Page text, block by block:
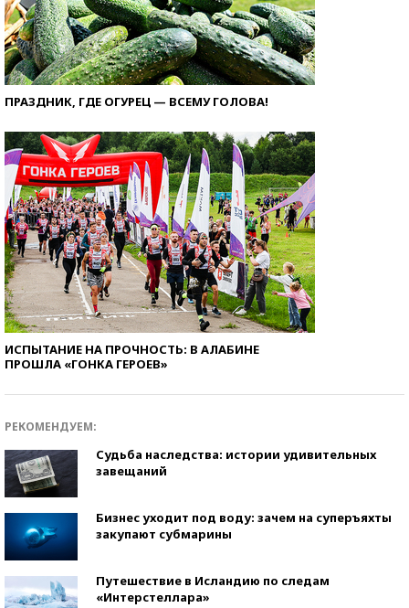
ПРАЗДНИК, ГДЕ ОГУРЕЦ — ВСЕМУ ГОЛОВА!
ИСПЫТАНИЕ НА ПРОЧНОСТЬ: В АЛАБИНЕ
ПРОШЛА «ГОНКА ГЕРОЕВ»
РЕКОМЕНДУЕМ:
Судьба наследства: истории удивительных
завещаний
Бизнес уходит под воду: зачем на суперъяхты
закупают субмарины
Путешествие в Исландию по следам
«Интерстеллара»